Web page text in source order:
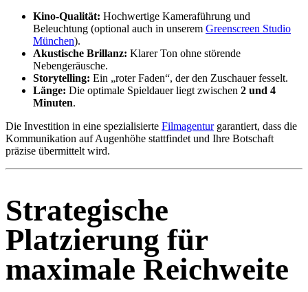
Kino-Qualität: Hochwertige Kameraführung und
Beleuchtung (optional auch in unserem Greenscreen Studio
München).
Akustische Brillanz: Klarer Ton ohne störende
Nebengeräusche.
Storytelling: Ein „roter Faden“, der den Zuschauer fesselt.
Länge: Die optimale Spieldauer liegt zwischen 2 und 4
Minuten.
Die Investition in eine spezialisierte Filmagenturgarantiert, dass die
Kommunikation auf Augenhöhe stattfindet und Ihre Botschaft
präzise übermittelt wird.
Strategische
Platzierung für
maximale Reichweite